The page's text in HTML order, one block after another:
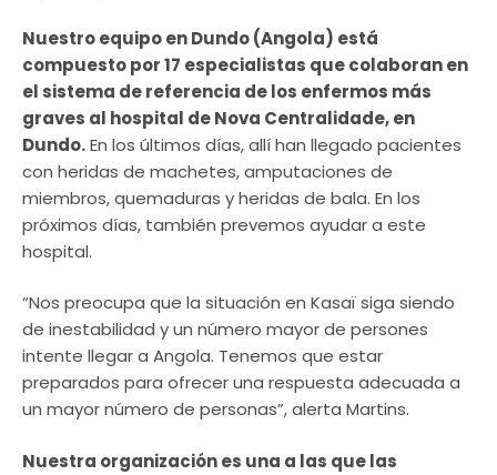
Nuestro equipo en Dundo (Angola) está
compuesto por 17 especialistas que colaboran en
el sistema de referencia de los enfermos más
graves al hospital de Nova Centralidade, en
Dundo.En los últimos días, allí han llegado pacientes
con heridas de machetes, amputaciones de
miembros, quemaduras y heridas de bala. En los
próximos días, también prevemos ayudar a este
hospital.
“Nos preocupa que la situación en Kasaï siga siendo
de inestabilidad y un número mayor de persones
intente llegar a Angola. Tenemos que estar
preparados para ofrecer una respuesta adecuada a
un mayor número de personas”, alerta Martins.
Nuestra organización es una a las que las